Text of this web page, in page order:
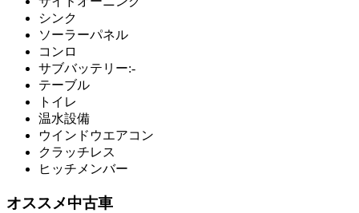
シンク
ソーラーパネル
コンロ
サブバッテリー:-
テーブル
トイレ
温水設備
ウインドウエアコン
クラッチレス
ヒッチメンバー
オススメ中古車